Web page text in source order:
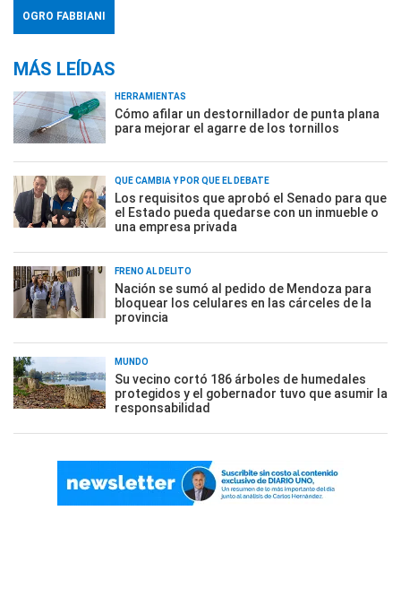
OGRO FABBIANI
MÁS LEÍDAS
HERRAMIENTAS
Cómo afilar un destornillador de punta plana
para mejorar el agarre de los tornillos
QUÉ CAMBIA Y POR QUÉ EL DEBATE
Los requisitos que aprobó el Senado para que
el Estado pueda quedarse con un inmueble o
una empresa privada
FRENO AL DELITO
Nación se sumó al pedido de Mendoza para
bloquear los celulares en las cárceles de la
provincia
MUNDO
Su vecino cortó 186 árboles de humedales
protegidos y el gobernador tuvo que asumir la
responsabilidad